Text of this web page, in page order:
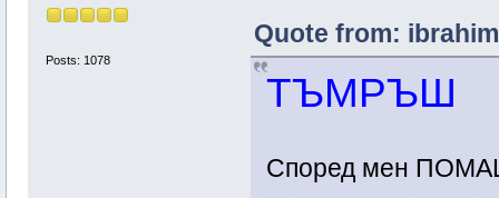
Posts: 1078
Quote from:
ТЪМРЪШ
Според мен